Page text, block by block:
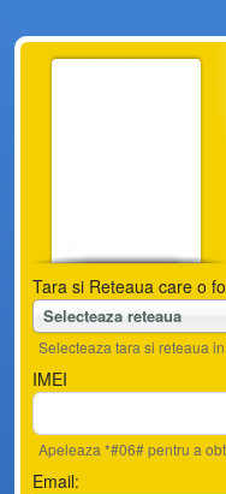
Tara si Reteaua care o
Selecteaza reteaua
Selecteaza tara si reteaua
IMEI
Apeleaza *#06# pentru a
Email: